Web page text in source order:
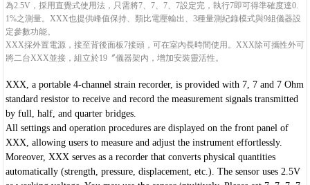
為2.5V，採用直覺式使用法，只需將7、7、7、7設定完，執行7即可得準確度達0.
1%之測量。XXX也提供峰值保持、類比電壓輸出、3種量測紀錄模式與9組儀器設
定參數功能。
XXX採外置電源，接至背後面板7接頭，可在室內長時間使用。XXX除可攜性外可
將二台XXX並接，組立於19〞儀器架內，增加安裝靈活性。
XXX, a portable 4-channel strain recorder, is provided with 7, 7 and 7 Ohm
standard resistor to receive and record the measurement signals transmitted
by full, half, and quarter bridges.
All settings and operation procedures are displayed on the front panel of
XXX, allowing users to measure and adjust the instrument effortlessly.
Moreover, XXX serves as a recorder that converts physical quantities
automatically (strength, pressure, displacement, etc.). The sensor uses 2.5V